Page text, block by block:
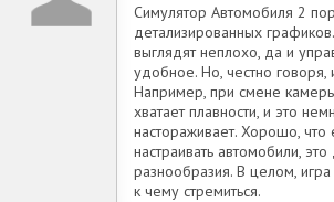
Симулятор Автомобиля 2
детализированных
выглядят неплохо, да и
удобное. Но, честно говоря,
Например, при смене
хватает плавности, и это
настораживает. Хорошо, что
настраивать автомобили,
разнообразия. В целом, игра
к чему стремиться.